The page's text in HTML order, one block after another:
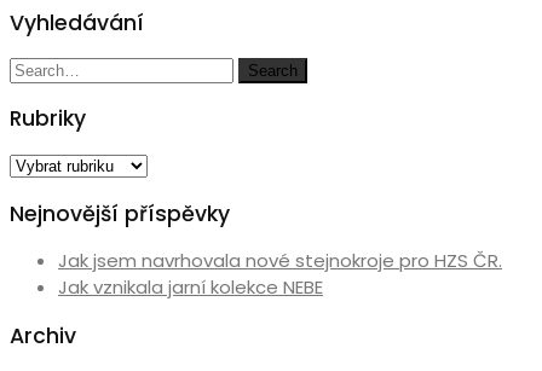
Vyhledávání
Search
Search
Rubriky
Rubriky
Nejnovější příspěvky
Jak jsem navrhovala nové stejnokroje pro HZS ČR.
Jak vznikala jarní kolekce NEBE
Archiv